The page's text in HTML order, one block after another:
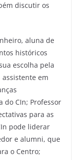
discutir os
aluna de
históricos
escolha pela
em
do CIn; Professor
para as
pode liderar
e alumni, que
o Centro;